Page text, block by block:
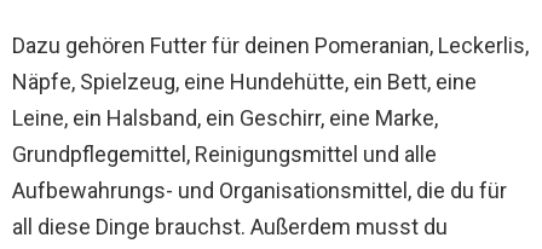
Dazu gehören Futter für deinen Pomeranian, Leckerlis,
Näpfe, Spielzeug, eine Hundehütte, ein Bett, eine
Leine, ein Halsband, ein Geschirr, eine Marke,
Grundpflegemittel, Reinigungsmittel und alle
Aufbewahrungs- und Organisationsmittel, die du für
all diese Dinge brauchst. Außerdem musst du